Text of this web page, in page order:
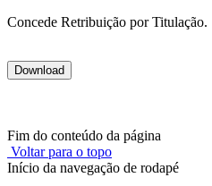
Concede Retribuição por Titulação.
Fim do conteúdo da página
Voltar para o topo
Início da navegação de rodapé